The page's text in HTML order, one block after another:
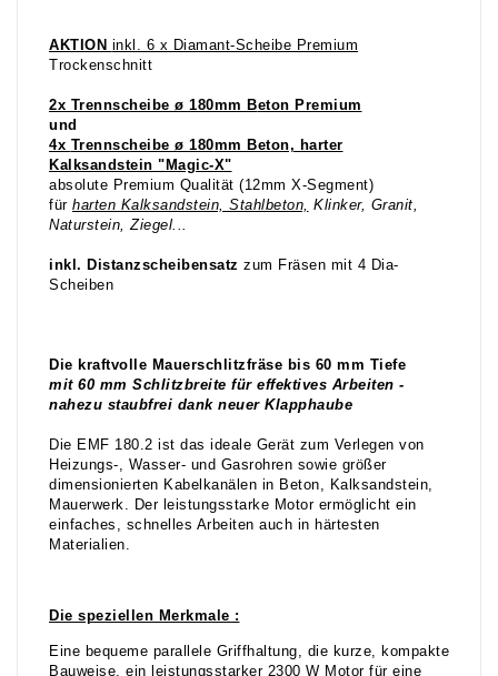
AKTION inkl. 6 x Diamant-Scheibe Premium
Trockenschnitt
2x Trennscheibe ø 180mm Beton Premium
und
4x Trennscheibe ø 180mm Beton, harter
Kalksandstein "Magic-X"
absolute Premium Qualität (12mm X-Segment)
für harten Kalksandstein, Stahlbeton, Klinker, Granit,
Naturstein, Ziegel...
inkl. Distanzscheibensatz zum Fräsen mit 4 Dia-
Scheiben
Die kraftvolle Mauerschlitzfräse bis 60 mm Tiefe
mit 60 mm Schlitzbreite für effektives Arbeiten -
nahezu staubfrei dank neuer Klapphaube
Die EMF 180.2 ist das ideale Gerät zum Verlegen von
Heizungs-, Wasser- und Gasrohren sowie größer
dimensionierten Kabelkanälen in Beton, Kalksandstein,
Mauerwerk. Der leistungsstarke Motor ermöglicht ein
einfaches, schnelles Arbeiten auch in härtesten
Materialien.
Die speziellen Merkmale :
Eine bequeme parallele Griffhaltung, die kurze, kompakte
Bauweise, ein leistungsstarker 2300 W Motor für eine